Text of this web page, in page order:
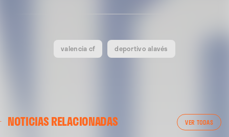
valencia cf deportivo alavés
NOTICIAS RELACIONADAS VER TODAS
ENTRENAMIENTO DEL VALENCIA CF 04/03/26